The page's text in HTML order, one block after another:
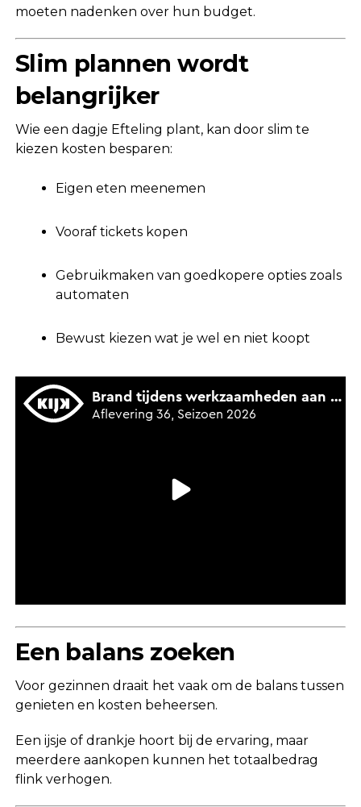
moeten nadenken over hun budget.
Slim plannen wordt
belangrijker
Wie een dagje Efteling plant, kan door slim te
kiezen kosten besparen:
Eigen eten meenemen
Vooraf tickets kopen
Gebruikmaken van goedkopere opties zoals
automaten
Bewust kiezen wat je wel en niet koopt
Een balans zoeken
Voor gezinnen draait het vaak om de balans tussen
genieten en kosten beheersen.
Een ijsje of drankje hoort bij de ervaring, maar
meerdere aankopen kunnen het totaalbedrag
flink verhogen.